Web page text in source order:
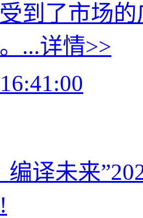
到了市场
...详情>>
编译未来